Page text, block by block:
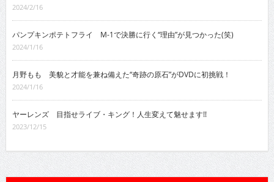
2024/2/16
パンプキンポテトフライ M-1で決勝に行く“理由”が見つかった(笑)
2024/1/16
月野もも 美貌と才能を兼ね備えた“奇跡の原石”がDVDに初挑戦！
2024/1/16
ヤーレンズ 目指せライブ・キング！人生変えて魅せます!!
2023/12/15